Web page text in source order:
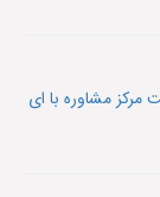
مشاوره با ای